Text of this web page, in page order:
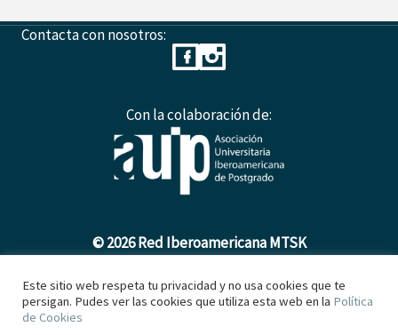
Contacta con nosotros:
Con la colaboración de:
© 2026 Red Iberoamericana MTSK
Política de Cookies
Este sitio web respeta tu privacidad y no usa cookies que te
persigan. Pudes ver las cookies que utiliza esta web en la Política
de Cookies